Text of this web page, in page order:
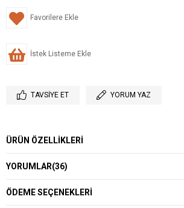
Favorilere Ekle
İstek Listeme Ekle
TAVSIYE ET YORUM YAZ
ÜRÜN ÖZELLIKLERI
YORUMLAR(36)
ÖDEME SEÇENEKLERI